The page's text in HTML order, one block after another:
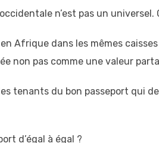
n’est pas un universel.
Afrique dans les mêmes
non pas comme une valeur
tenants du bon passeport qui
d’égal à égal ?